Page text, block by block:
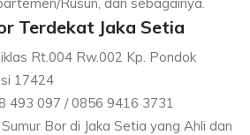
Terdekat Jaka Setia
iklas Rt.004 Rw.002 Kp. Pondok
17424
493 097 / 0856 9416 3731
Bor di Jaka Setia yang Ahli dan